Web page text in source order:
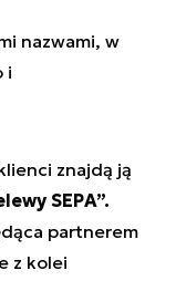
nazwami, w
i
znajdą ją
SEPA”.
partnerem
z kolei